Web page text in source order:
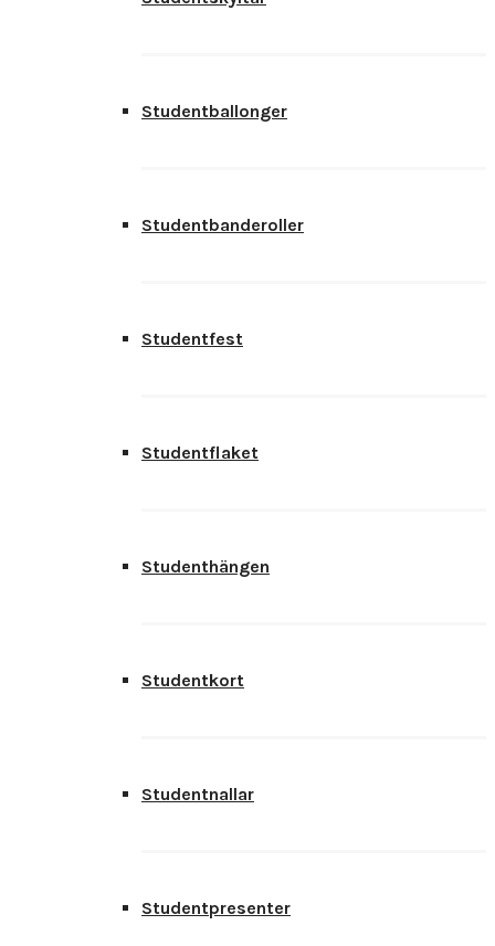
Studentballonger
Studentbanderoller
Studentfest
Studentflaket
Studenthängen
Studentkort
Studentnallar
Studentpresenter